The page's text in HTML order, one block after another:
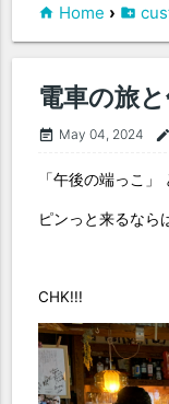
Home ›
電車の旅
event_note May 04, 2024 edit
「午後の端っこ」
ピンっと来るなら
CHK!!!